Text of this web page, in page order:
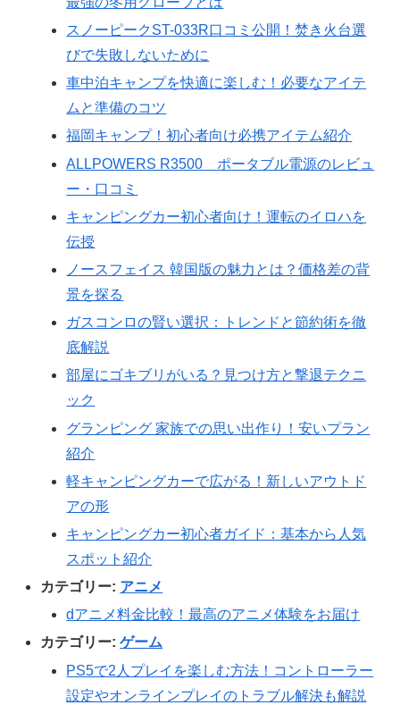
スノーピークST-033R口コミ公開！焚き火台選
びで失敗しないために
車中泊キャンプを快適に楽しむ！必要なアイテ
ムと準備のコツ
福岡キャンプ！初心者向け必携アイテム紹介
ALLPOWERS R3500 ポータブル電源のレビュ
ー・口コミ
キャンピングカー初心者向け！運転のイロハを
伝授
ノースフェイス 韓国版の魅力とは？価格差の背
景を探る
ガスコンロの賢い選択：トレンドと節約術を徹
底解説
部屋にゴキブリがいる？見つけ方と撃退テクニ
ック
グランピング 家族での思い出作り！安いプラン
紹介
軽キャンピングカーで広がる！新しいアウトド
アの形
キャンピングカー初心者ガイド：基本から人気
スポット紹介
カテゴリー: アニメ
dアニメ料金比較！最高のアニメ体験をお届け
カテゴリー:ゲーム
PS5で2人プレイを楽しむ方法！コントローラー
設定やオンラインプレイのトラブル解決も解説